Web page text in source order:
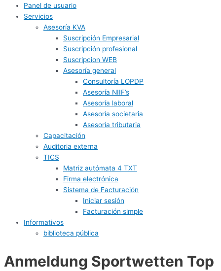
Panel de usuario
Servicios
Asesoría KVA
Suscripción Empresarial
Suscripción profesional
Suscripcion WEB
Asesoría general
Consultoría LOPDP
Asesoría NIIF’s
Asesoría laboral
Asesoría societaria
Asesoría tributaria
Capacitación
Auditoria externa
TICS
Matriz autómata 4 TXT
Firma electrónica
Sistema de Facturación
Iniciar sesión
Facturación simple
Informativos
biblioteca pública
Anmeldung Sportwetten Top